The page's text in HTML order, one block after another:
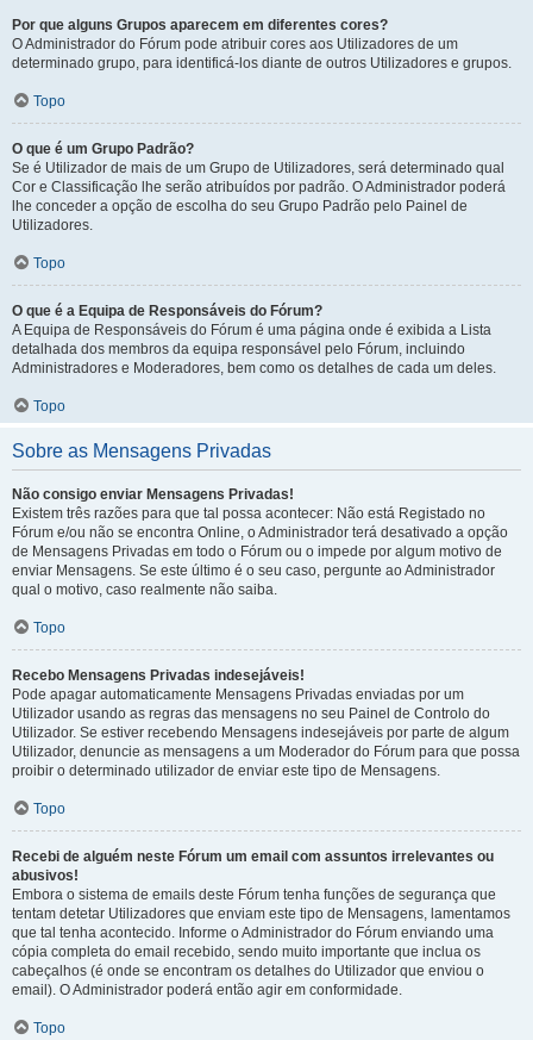
Por que alguns Grupos aparecem em diferentes cores?
O Administrador do Fórum pode atribuir cores aos Utilizadores de um
determinado grupo, para identificá-los diante de outros Utilizadores e grupos.
Topo
O que é um Grupo Padrão?
Se é Utilizador de mais de um Grupo de Utilizadores, será determinado qual
Cor e Classificação lhe serão atribuídos por padrão. O Administrador poderá
lhe conceder a opção de escolha do seu Grupo Padrão pelo Painel de
Utilizadores.
Topo
O que é a Equipa de Responsáveis do Fórum?
A Equipa de Responsáveis do Fórum é uma página onde é exibida a Lista
detalhada dos membros da equipa responsável pelo Fórum, incluindo
Administradores e Moderadores, bem como os detalhes de cada um deles.
Topo
Sobre as Mensagens Privadas
Não consigo enviar Mensagens Privadas!
Existem três razões para que tal possa acontecer: Não está Registado no
Fórum e/ou não se encontra Online, o Administrador terá desativado a opção
de Mensagens Privadas em todo o Fórum ou o impede por algum motivo de
enviar Mensagens. Se este último é o seu caso, pergunte ao Administrador
qual o motivo, caso realmente não saiba.
Topo
Recebo Mensagens Privadas indesejáveis!
Pode apagar automaticamente Mensagens Privadas enviadas por um
Utilizador usando as regras das mensagens no seu Painel de Controlo do
Utilizador. Se estiver recebendo Mensagens indesejáveis por parte de algum
Utilizador, denuncie as mensagens a um Moderador do Fórum para que possa
proibir o determinado utilizador de enviar este tipo de Mensagens.
Topo
Recebi de alguém neste Fórum um email com assuntos irrelevantes ou
abusivos!
Embora o sistema de emails deste Fórum tenha funções de segurança que
tentam detetar Utilizadores que enviam este tipo de Mensagens, lamentamos
que tal tenha acontecido. Informe o Administrador do Fórum enviando uma
cópia completa do email recebido, sendo muito importante que inclua os
cabeçalhos (é onde se encontram os detalhes do Utilizador que enviou o
email). O Administrador poderá então agir em conformidade.
Topo